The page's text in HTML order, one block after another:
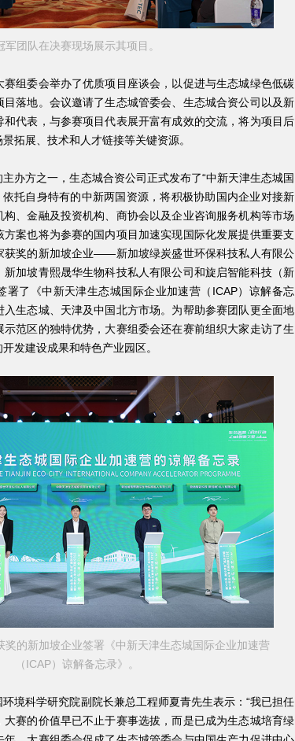
军团队在决赛现场展示其项目。
委会举办了优质项目座谈会，以促进与生态城绿色低碳
落地。会议邀请了生态城管委会、生态城合资公司以及新
代表，与参赛项目代表展开富有成效的交流，将为项目后
拓展、技术和人才链接等关键资源。
方之一，生态城合资公司正式发布了“中新天津生态城国
依托自身特有的中新两国资源，将积极协助国内企业对接新
、金融及投资机构、商协会以及企业咨询服务机构等市场
案也将为参赛的国内项目加速实现国际化发展提供重要支
获奖的新加坡企业——新加坡绿炭盛世环保科技私人有限公
加坡青熙晟华生物科技私人有限公司和旋启智能科技（新
署了《中新天津生态城国际企业加速营（ICAP）谅解备忘
生态城、天津及中国北方市场。为帮助参赛团队更全面地
范区的独特优势，大赛组委会还在赛前组织大家走访了生
发建设成果和特色产业园区。
奖的新加坡企业签署《中新天津生态城国际企业加速营
（ICAP）谅解备忘录》。
科学研究院副院长兼总工程师夏青先生表示：“我已担任
赛的价值早已不止于赛事选拔，而是已成为生态城培育绿